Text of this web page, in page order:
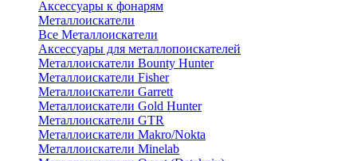
Аксессуары к фонарям
Металлоискатели
Все Металлоискатели
Аксессуары для металлопоискателей
Металлоискатели Bounty Hunter
Металлоискатели Fisher
Металлоискатели Garrett
Металлоискатели Gold Hunter
Металлоискатели GTR
Металлоискатели Makro/Nokta
Металлоискатели Minelab